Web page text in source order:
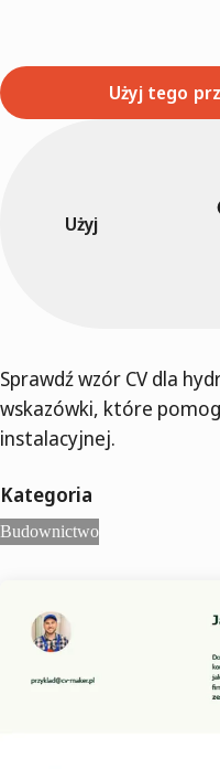
Użyj tego
Użyj
Sprawdź wzór CV dla
wskazówki, które
instalacyjnej.
Kategoria
Budownictwo